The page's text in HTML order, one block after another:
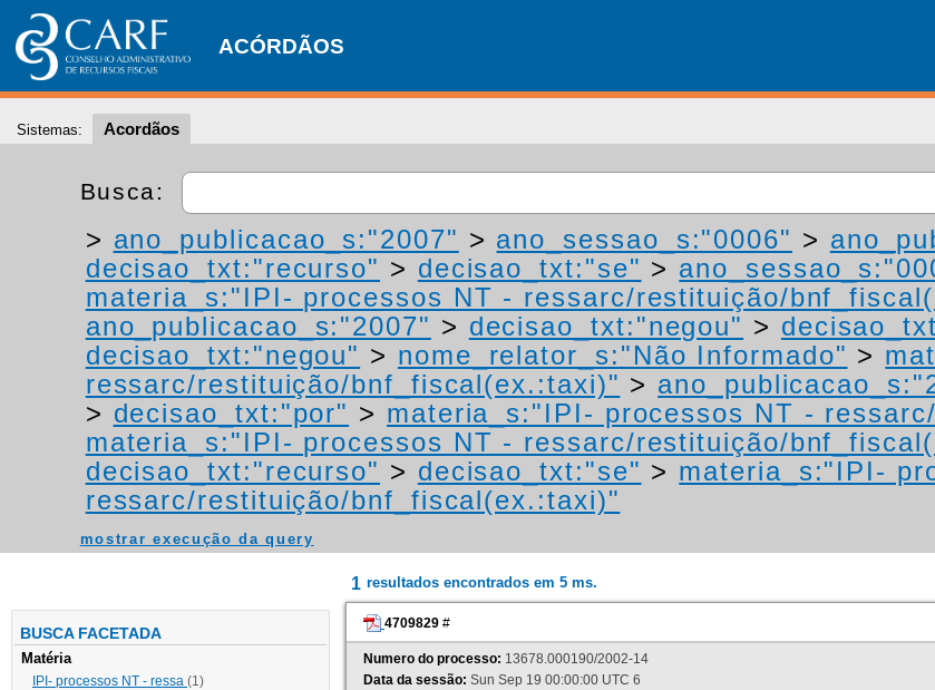
ACÓRDÃOS
Sistemas: Acordãos
Busca:
> ano_publicacao_s:"2007" > ano_sessao_s:"0006" >
decisao_txt:"recurso" > decisao_txt:"se" >
materia_s:"IPI- processos NT - ressarc/restituição/
ano_publicacao_s:"2007" > decisao_txt:"negou" >
decisao_txt:"negou" > nome_relator_s:"Não Informado" >
ressarc/restituição/bnf_fiscal(ex.:taxi)" >
> decisao_txt:"por" > materia_s:"IPI- processos NT -
materia_s:"IPI- processos NT - ressarc/restituição/
decisao_txt:"recurso" > decisao_txt:"se" > materia_s:"IPI-
ressarc/restituição/bnf_fiscal(ex.:taxi)"
mostrar execução da query
BUSCA FACETADA
Matéria
IPI- processos NT - ressa (1)
1 resultados encontrados em 5 ms.
4709829 #
Numero do processo: 13678.000190/2002-14
Data da sessão: Sun Sep 19 00:00:00 UTC 6